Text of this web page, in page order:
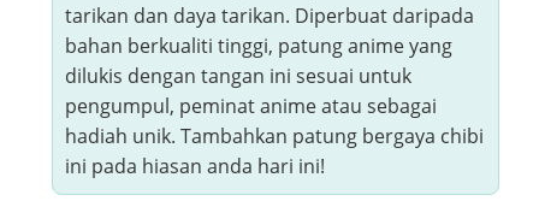
tarikan dan daya tarikan. Diperbuat daripada
bahan berkualiti tinggi, patung anime yang
dilukis dengan tangan ini sesuai untuk
pengumpul, peminat anime atau sebagai
hadiah unik. Tambahkan patung bergaya chibi
ini pada hiasan anda hari ini!